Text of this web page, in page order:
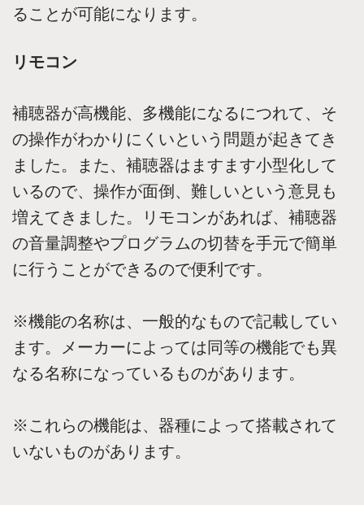
ることが可能になります。
リモコン
補聴器が高機能、多機能になるにつれて、そ
の操作がわかりにくいという問題が起きてき
ました。また、補聴器はますます小型化して
いるので、操作が面倒、難しいという意見も
増えてきました。リモコンがあれば、補聴器
の音量調整やプログラムの切替を手元で簡単
に行うことができるので便利です。
※機能の名称は、一般的なもので記載してい
ます。メーカーによっては同等の機能でも異
なる名称になっているものがあります。
※これらの機能は、器種によって搭載されて
いないものがあります。